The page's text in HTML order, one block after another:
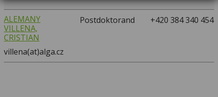
ALEMANY
VILLENA,
CRISTIAN
villena(at)alga.cz
Postdoktorand +420 384 340 454